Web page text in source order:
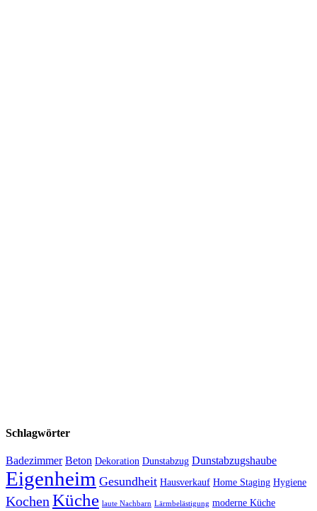
Schlagwörter
Badezimmer Beton Dekoration Dunstabzug Dunstabzugshaube
Eigenheim Gesundheit Hausverkauf Home Staging Hygiene
KochenKüche laute Nachbarn Lärmbelästigung moderne Küche